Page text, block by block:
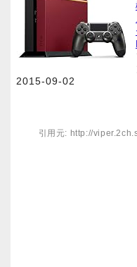
2015-09-02
引用元: http://